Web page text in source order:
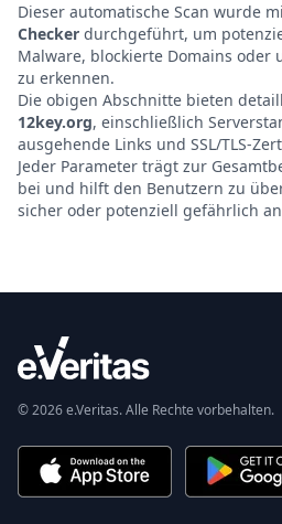
Dieser automatische Scan wurde
Checker durchgeführt, um
Malware, blockierte Domains oder
zu erkennen.
Die obigen Abschnitte bieten
12key.org, einschließlich
ausgehende Links und SSL/TLS-
Jeder Parameter trägt zur
bei und hilft den Benutzern zu
sicher oder potenziell gefährlich
© 2026 e.Veritas. Alle Rechte vorbehalten.